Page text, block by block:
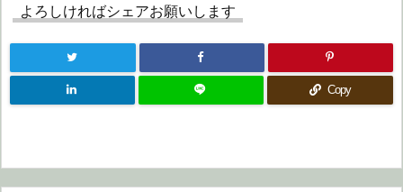
よろしければシェアお願いします
Copy